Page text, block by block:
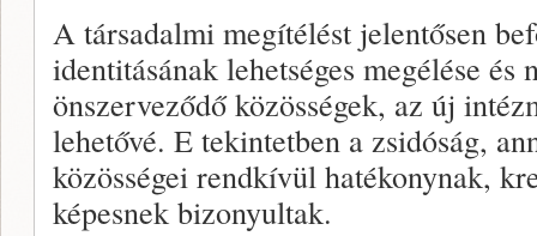
A társadalmi megítélést jelentősen
identitásának lehetséges megélése
önszerveződő közösségek, az új
lehetővé. E tekintetben a zsidóság,
közösségei rendkívül hatékonynak,
képesnek bizonyultak.